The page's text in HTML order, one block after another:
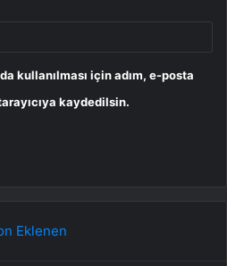
kullanılması için adım, e-posta
kaydedilsin.
Eklenen